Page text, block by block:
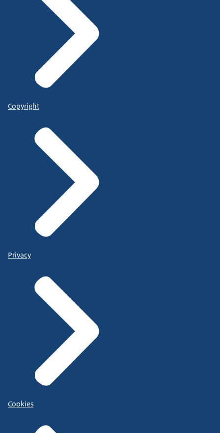
Copyright
Privacy
Cookies